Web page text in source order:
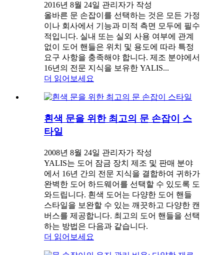
2016년 8월 24일 관리자가 작성
올바른 문 손잡이를 선택하는 것은 모든 가정
이나 회사에서 기능과 미적 측면 모두에 필수
적입니다. 실내 또는 실외 사용 여부에 관계
없이 도어 핸들은 위치 및 용도에 따라 특정
요구 사항을 충족해야 합니다. 제조 분야에서
16년의 전문 지식을 보유한 YALIS...
더 읽어보세요
흰색 문을 위한 최고의 문 손잡이 스
타일
2008년 8월 24일 관리자가 작성
YALIS는 도어 잠금 장치 제조 및 판매 분야
에서 16년 간의 전문 지식을 결합하여 귀하가
완벽한 도어 하드웨어를 선택할 수 있도록 도
와드립니다. 흰색 도어는 다양한 도어 핸들
스타일을 보완할 수 있는 깨끗하고 다양한 캔
버스를 제공합니다. 최고의 도어 핸들을 선택
하는 방법은 다음과 같습니다.
더 읽어보세요